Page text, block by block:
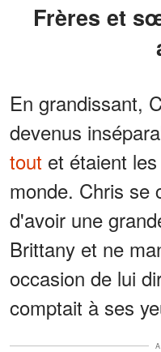
Frères et sœurs et meilleurs
En grandissant,
devenus
tout et étaient
monde. Chris se
d'avoir une
Brittany et ne
occasion de lui
comptait à ses